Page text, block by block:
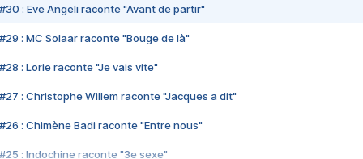
#30 : Eve Angeli raconte "Avant de partir"
#29 : MC Solaar raconte "Bouge de là"
#28 : Lorie raconte "Je vais vite"
#27 : Christophe Willem raconte "Jacques a dit"
#26 : Chimène Badi raconte "Entre nous"
#25 : Indochine raconte "3e sexe"